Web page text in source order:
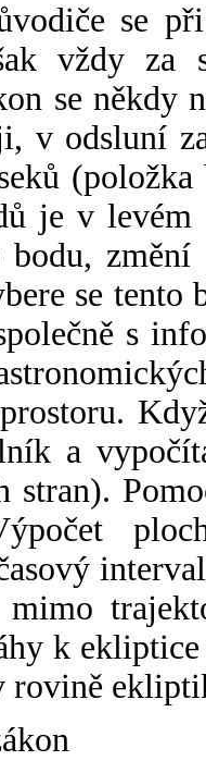
se
vždy za
se někdy
v odsluní
je v
se tento
s
a
stran).
k
rovině